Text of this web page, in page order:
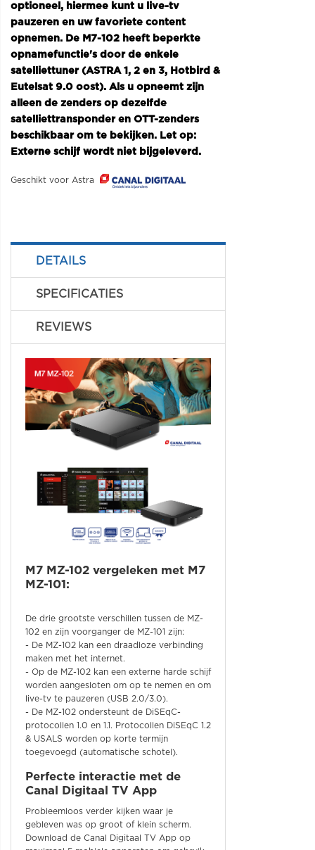
optioneel, hiermee kunt u live-tv
pauzeren en uw favoriete content
opnemen. De M7-102 heeft beperkte
opnamefunctie's door de enkele
satelliettuner (ASTRA 1, 2 en 3, Hotbird &
Eutelsat 9.0 oost). Als u opneemt zijn
alleen de zenders op dezelfde
satelliettransponder en OTT-zenders
beschikbaar om te bekijken. Let op:
Externe schijf wordt niet bijgeleverd.
Geschikt voor Astra
DETAILS
SPECIFICATIES
REVIEWS
M7 MZ-102 vergeleken met M7
MZ-101:
De drie grootste verschillen tussen de MZ-
102 en zijn voorganger de MZ-101 zijn:
- De MZ-102 kan een draadloze verbinding
maken met het internet.
- Op de MZ-102 kan een externe harde schijf
worden aangesloten om op te nemen en om
live-tv te pauzeren (USB 2.0/3.0).
- De MZ-102 ondersteunt de DiSEqC-
protocollen 1.0 en 1.1. Protocollen DiSEqC 1.2
& USALS worden op korte termijn
toegevoegd (automatische schotel).
Perfecte interactie met de
Canal Digitaal TV App
Probleemloos verder kijken waar je
gebleven was op groot of klein scherm.
Download de Canal Digitaal TV App op